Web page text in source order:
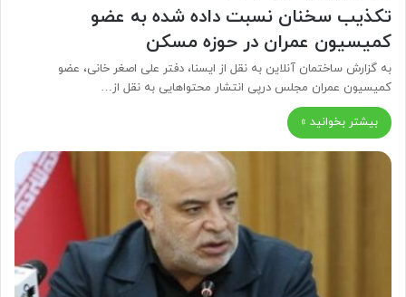
تکذیب سخنان نسبت داده شده به عضو
کمیسیون عمران در حوزه مسکن
به گزارش ساختمان آنلاین به نقل از ایسنا، دفتر علی اصغر خانی، عضو
کمیسیون عمران مجلس درپی انتشار محتواهایی به نقل از…
بیشتر بخوانید »